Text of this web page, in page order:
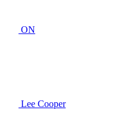
ON
Lee Cooper